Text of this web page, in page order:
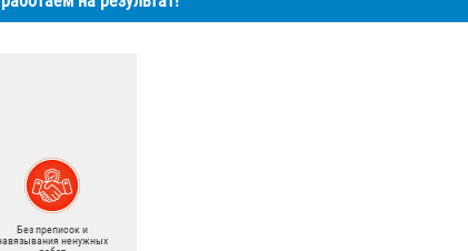
Без преписок и
ненужных